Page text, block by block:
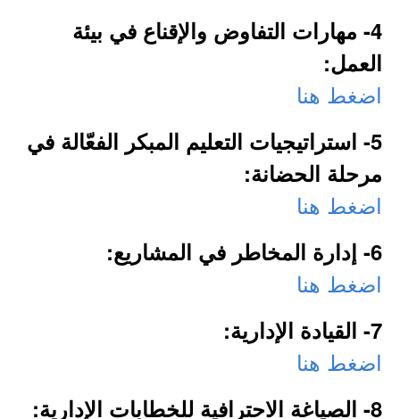
4- مهارات التفاوض والإقناع في بيئة
العمل:
اضغط هنا
5- استراتيجيات التعليم المبكر الفعّالة في
مرحلة الحضانة:
اضغط هنا
6- إدارة المخاطر في المشاريع:
اضغط هنا
7- القيادة الإدارية:
اضغط هنا
8- الصياغة الاحترافية للخطابات الإدارية: